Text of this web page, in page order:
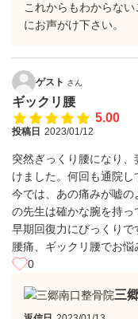
これからもわからな
にお声がけ下さい。
ゲスト さん
ギックリ腰
5.00
投稿日 2023/01/12
突然ぎっくり腰になり
けました。何回も通院し
今では、あの痛みが嘘
の先生は確かな腕を持っ
早期回復力にびっくりで
腰痛、ギックリ腰でお悩
0
三